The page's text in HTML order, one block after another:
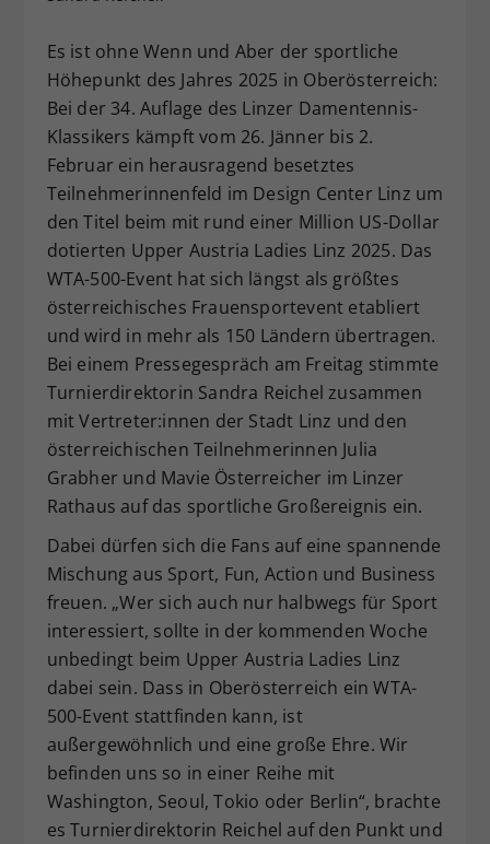
Es ist ohne Wenn und Aber der sportliche
Höhepunkt des Jahres 2025 in Oberösterreich:
Bei der 34. Auflage des Linzer Damentennis-
Klassikers kämpft vom 26. Jänner bis 2.
Februar ein herausragend besetztes
Teilnehmerinnenfeld im Design Center Linz um
den Titel beim mit rund einer Million US-Dollar
dotierten Upper Austria Ladies Linz 2025. Das
WTA-500-Event hat sich längst als größtes
österreichisches Frauensportevent etabliert
und wird in mehr als 150 Ländern übertragen.
Bei einem Pressegespräch am Freitag stimmte
Turnierdirektorin Sandra Reichel zusammen
mit Vertreter:innen der Stadt Linz und den
österreichischen Teilnehmerinnen Julia
Grabher und Mavie Österreicher im Linzer
Rathaus auf das sportliche Großereignis ein.
Dabei dürfen sich die Fans auf eine spannende
Mischung aus Sport, Fun, Action und Business
freuen. „Wer sich auch nur halbwegs für Sport
interessiert, sollte in der kommenden Woche
unbedingt beim Upper Austria Ladies Linz
dabei sein. Dass in Oberösterreich ein WTA-
500-Event stattfinden kann, ist
außergewöhnlich und eine große Ehre. Wir
befinden uns so in einer Reihe mit
Washington, Seoul, Tokio oder Berlin“, brachte
es Turnierdirektorin Reichel auf den Punkt und
Zweck
Einstellungen. Unter anderem eine
zufällig generierte ID, für die
historische Speicherung Ihrer
vorgenommen Einstellungen, falls der
Webseiten-Betreiber dies eingestellt
hat.